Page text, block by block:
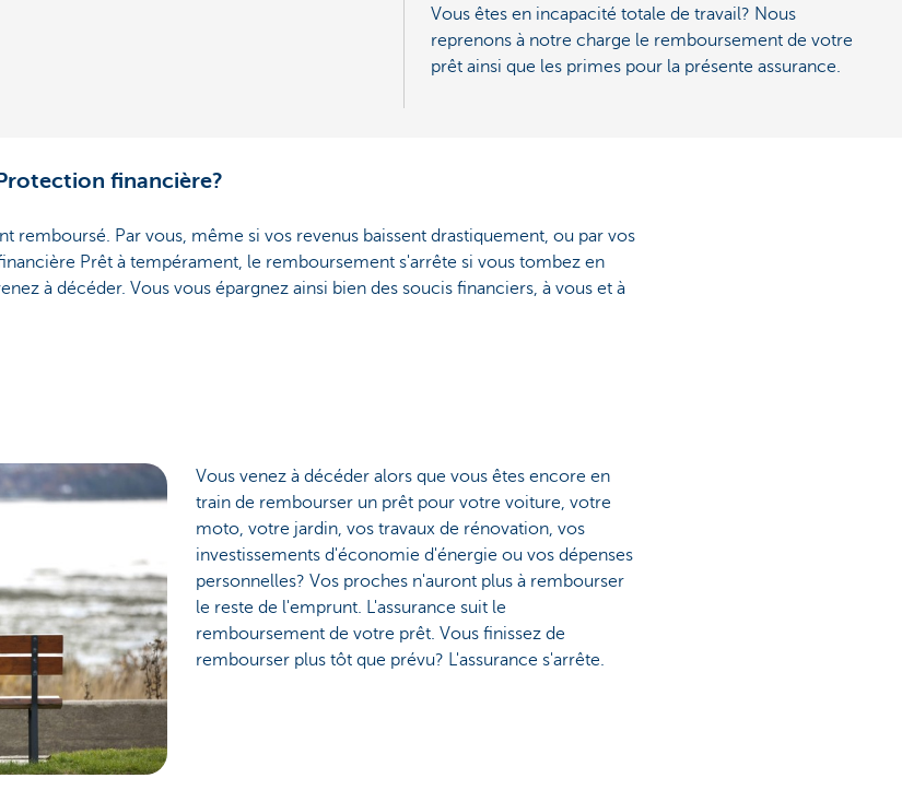
Vous êtes en incapacité totale de travail? Nous
reprenons à notre charge le remboursement de votre
prêt ainsi que les primes pour la présente assurance.
financière?
remboursé. Par vous, même si vos revenus baissent drastiquement, ou par vos
Prêt à tempérament, le remboursement s'arrête si vous tombez en
à décéder. Vous vous épargnez ainsi bien des soucis financiers, à vous et à
Vous venez à décéder alors que vous êtes encore en
train de rembourser un prêt pour votre voiture, votre
moto, votre jardin, vos travaux de rénovation, vos
investissements d'économie d'énergie ou vos dépenses
personnelles? Vos proches n'auront plus à rembourser
le reste de l'emprunt. L'assurance suit le
remboursement de votre prêt. Vous finissez de
rembourser plus tôt que prévu? L'assurance s'arrête.